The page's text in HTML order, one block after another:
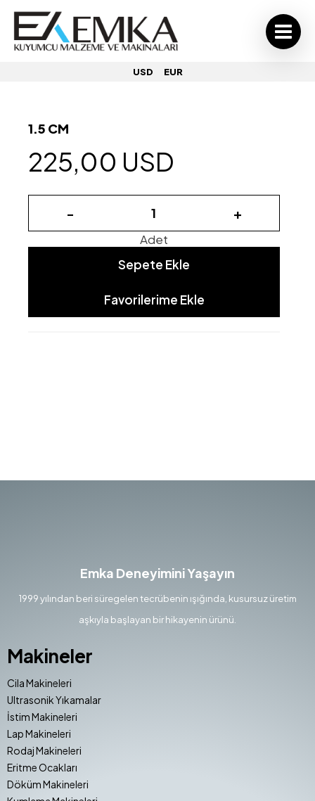
USD EUR
1.5 CM
225,00 USD
- +
Adet
Sepete Ekle
Favorilerime Ekle
Emka Deneyimini Yaşayın
1999 yılından beri süregelen tecrübenin ışığında, kusursuz üretim
aşkıyla başlayan bir hikayenin ürünü.
Makineler
Cila Makineleri
Ultrasonik Yıkamalar
İstim Makineleri
Lap Makineleri
Rodaj Makineleri
Eritme Ocakları
Döküm Makineleri